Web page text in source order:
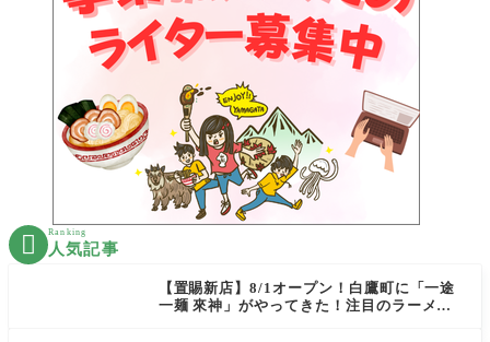
 Ranking
人気記事
【置賜新店】8/1オープン！白鷹町に「一途
一麺 來神」がやってきた！注目のラーメン